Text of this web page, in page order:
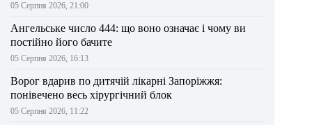
05 Серпня 2026, 21:00
Ангельське число 444: що воно означає і чому ви
постійно його бачите
05 Серпня 2026, 16:13
Ворог вдарив по дитячій лікарні Запоріжжя:
понівечено весь хірургічний блок
05 Серпня 2026, 11:22